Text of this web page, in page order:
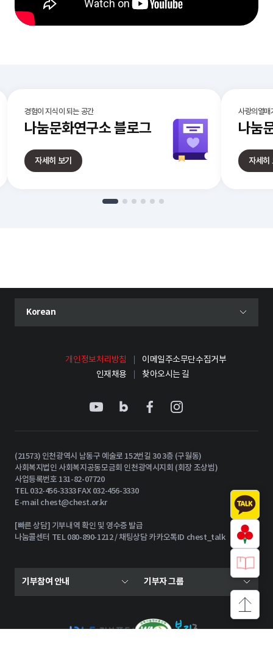
상단으
경험이 지식이 되는 공간
나눔문화연구소블로그
자세히 보기
사랑의열매
나눔
자세히
언어 선택 메뉴 열기
현재 선택된 언어
Korean
개인정보처리방침
이메일주소무단수집거부
인재채용
찾아오시는 길
(21573) 인천광역시 남동구 예술로 152번길 30 3층 (구월동)
사회복지법인 사회복지공동모금회 인천광역시지회 (회장 조상범)
사업등록번호 131-82-07720
TEL 032-456-3333 FAX 032-456-3330
E-mailchest@chest.or.kr
[빠른 상담] 기부내역 확인 및 영수증 발급
나눔콜센터 TEL 080-890-1212 / 채팅상담 카카오톡ID chest_talk
기부참여 안내 기부자 그룹